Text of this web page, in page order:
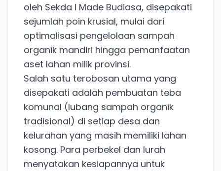
oleh Sekda I Made Budiasa, disepakati
sejumlah poin krusial, mulai dari
optimalisasi pengelolaan sampah
organik mandiri hingga pemanfaatan
aset lahan milik provinsi.
Salah satu terobosan utama yang
disepakati adalah pembuatan teba
komunal (lubang sampah organik
tradisional) di setiap desa dan
kelurahan yang masih memiliki lahan
kosong. Para perbekel dan lurah
menyatakan kesiapannya untuk